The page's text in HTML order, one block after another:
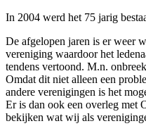
In 2004 werd het 75 jarig
De afgelopen jaren is er weer
vereniging waardoor het
tendens vertoond. M.n.
Omdat dit niet alleen een
andere verenigingen is het
Er is dan ook een overleg met
bekijken wat wij als